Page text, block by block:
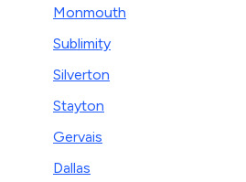
Monmouth
Sublimity
Silverton
Stayton
Gervais
Dallas